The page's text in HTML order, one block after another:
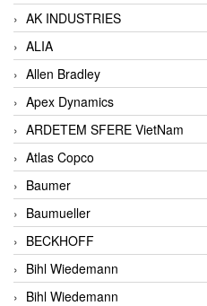
AK INDUSTRIES
ALIA
Allen Bradley
Apex Dynamics
ARDETEM SFERE VietNam
Atlas Copco
Baumer
Baumueller
BECKHOFF
Bihl Wiedemann
Bihl Wiedemann